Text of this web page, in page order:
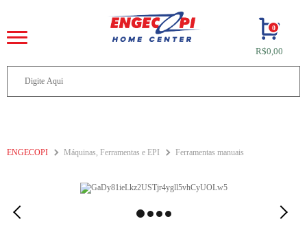
0
R$0,00
ENGECOPI Máquinas, Ferramentas e EPI Ferramentas manuais